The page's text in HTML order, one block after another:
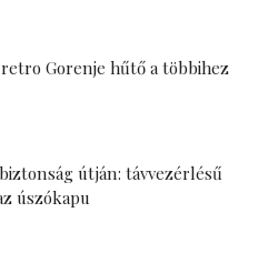
Gorenje hűtő a többihez
útján: távvezérlésű
úszókapu